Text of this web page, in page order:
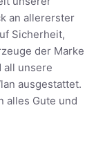
an allererster
Sicherheit,
der Marke
all unsere
ausgestattet.
alles Gute und